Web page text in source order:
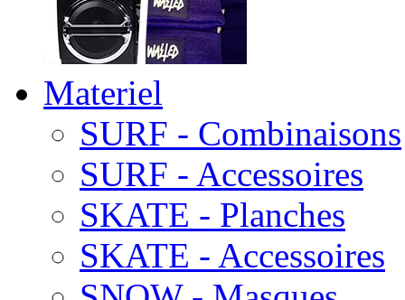
Materiel
SURF - Combinaisons
SURF - Accessoires
SKATE - Planches
SKATE - Accessoires